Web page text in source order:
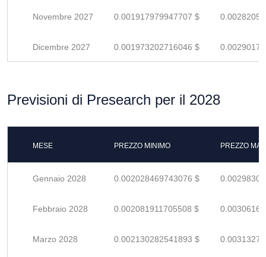
Novembre 2027 0.001917979947707 $
Dicembre 2027 0.001973202716046 $
Previsioni di Presearch per il 2028
MESE PREZZO MINIMO PREZZO
Gennaio 2028 0.002028469743076 $
Febbraio 2028 0.002081911705508 $
Marzo 2028 0.002130282541893 $